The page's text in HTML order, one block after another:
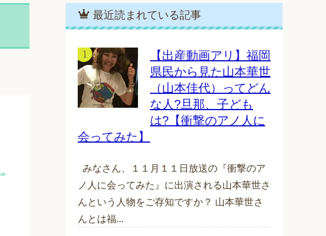
最近読まれている記事
【出産動画アリ】福岡
県民から見た山本華世
（山本佳代）ってどん
な人?旦那、子ども
は?【衝撃のアノ人に
会ってみた】
みなさん、１１月１１日放送の『衝撃のア
ノ人に会ってみた』に出演される山本華世さ
んという人物をご存知ですか？ 山本華世さ
んとは福...